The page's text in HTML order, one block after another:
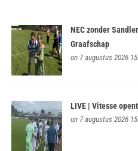
NEC zonder
Graafschap
on 7 augustus 2026
LIVE | Vitesse
on 7 augustus 2026